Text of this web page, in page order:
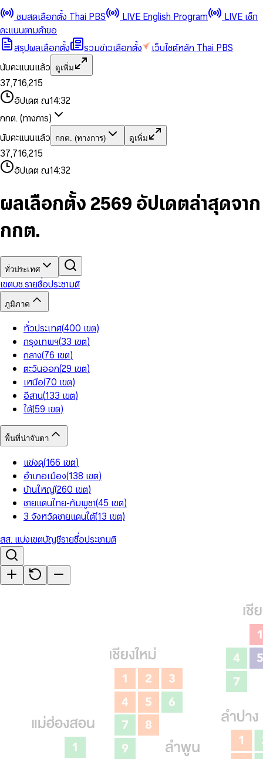
ชมสดเลือกตั้ง Thai PBS LIVE English Program
LIVE เช็ก
คะแนนตามคำขอ
สรุปผลเลือกตั้ง
รวมข่าวเลือกตั้ง
เว็บไซต์หลัก Thai PBS
นับคะแนนแล้ว
ดูเพิ่ม
0
1
2
3
4
5
6
8
9
0
1
2
3
4
5
6
7
8
9
,
0
1
2
4
6
7
8
9
0
1
2
3
4
5
6
7
8
9
0
1
3
5
6
7
8
9
,
1
2
4
5
7
8
9
0
1
3
4
6
7
8
9
0
2
3
4
5
7
8
อัปเดต ณ14:32
กกต. (ทางการ)
นับคะแนนแล้ว
กกต. (ทางการ) ดูเพิ่ม
0
1
2
3
4
5
7
8
0
1
2
4
5
6
7
8
9
,
0
1
2
4
6
7
8
9
0
1
2
3
5
6
8
9
0
1
3
5
6
7
8
,
1
2
4
6
7
9
0
1
3
5
6
8
9
0
2
3
4
5
7
9
อัปเดต ณ14:32
ผลเลือกตั้ง 2569 อัปเดตล่าสุดจาก
กกต.
ทั่วประเทศ
เขตบช.รายชื่อประชามติ
ภูมิภาค
ทั่วประเทศ(400 เขต)
กรุงเทพฯ(33 เขต)
กลาง(76 เขต)
ตะวันออก(29 เขต)
เหนือ(70 เขต)
อีสาน(133 เขต)
ใต้(59 เขต)
พื้นที่น่าจับตา
แข่งดุ(166 เขต)
อำเภอเมือง(138 เขต)
บ้านใหญ่(260 เขต)
ชายแดนไทย-กัมพูชา(45 เขต)
3 จังหวัดชายแดนใต้(13 เขต)
สส. แบ่งเขตบัญชีรายชื่อประชามติ